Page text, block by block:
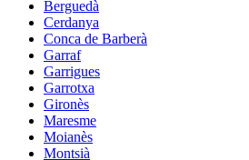
Berguedà
Cerdanya
Conca de Barberà
Garraf
Garrigues
Garrotxa
Gironès
Maresme
Moianès
Montsià